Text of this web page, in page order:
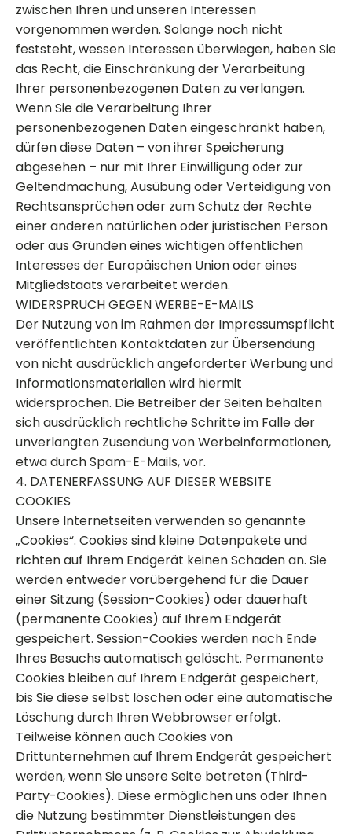
zwischen Ihren und unseren Interessen
vorgenommen werden. Solange noch nicht
feststeht, wessen Interessen überwiegen, haben Sie
das Recht, die Einschränkung der Verarbeitung
Ihrer personenbezogenen Daten zu verlangen.
Wenn Sie die Verarbeitung Ihrer
personenbezogenen Daten eingeschränkt haben,
dürfen diese Daten – von ihrer Speicherung
abgesehen – nur mit Ihrer Einwilligung oder zur
Geltendmachung, Ausübung oder Verteidigung von
Rechtsansprüchen oder zum Schutz der Rechte
einer anderen natürlichen oder juristischen Person
oder aus Gründen eines wichtigen öffentlichen
Interesses der Europäischen Union oder eines
Mitgliedstaats verarbeitet werden.
WIDERSPRUCH GEGEN WERBE-E-MAILS
Der Nutzung von im Rahmen der Impressumspflicht
veröffentlichten Kontaktdaten zur Übersendung
von nicht ausdrücklich angeforderter Werbung und
Informationsmaterialien wird hiermit
widersprochen. Die Betreiber der Seiten behalten
sich ausdrücklich rechtliche Schritte im Falle der
unverlangten Zusendung von Werbeinformationen,
etwa durch Spam-E-Mails, vor.
4. DATENERFASSUNG AUF DIESER WEBSITE
COOKIES
Unsere Internetseiten verwenden so genannte
„Cookies“. Cookies sind kleine Datenpakete und
richten auf Ihrem Endgerät keinen Schaden an. Sie
werden entweder vorübergehend für die Dauer
einer Sitzung (Session-Cookies) oder dauerhaft
(permanente Cookies) auf Ihrem Endgerät
gespeichert. Session-Cookies werden nach Ende
Ihres Besuchs automatisch gelöscht. Permanente
Cookies bleiben auf Ihrem Endgerät gespeichert,
bis Sie diese selbst löschen oder eine automatische
Löschung durch Ihren Webbrowser erfolgt.
Teilweise können auch Cookies von
Drittunternehmen auf Ihrem Endgerät gespeichert
werden, wenn Sie unsere Seite betreten (Third-
Party-Cookies). Diese ermöglichen uns oder Ihnen
die Nutzung bestimmter Dienstleistungen des